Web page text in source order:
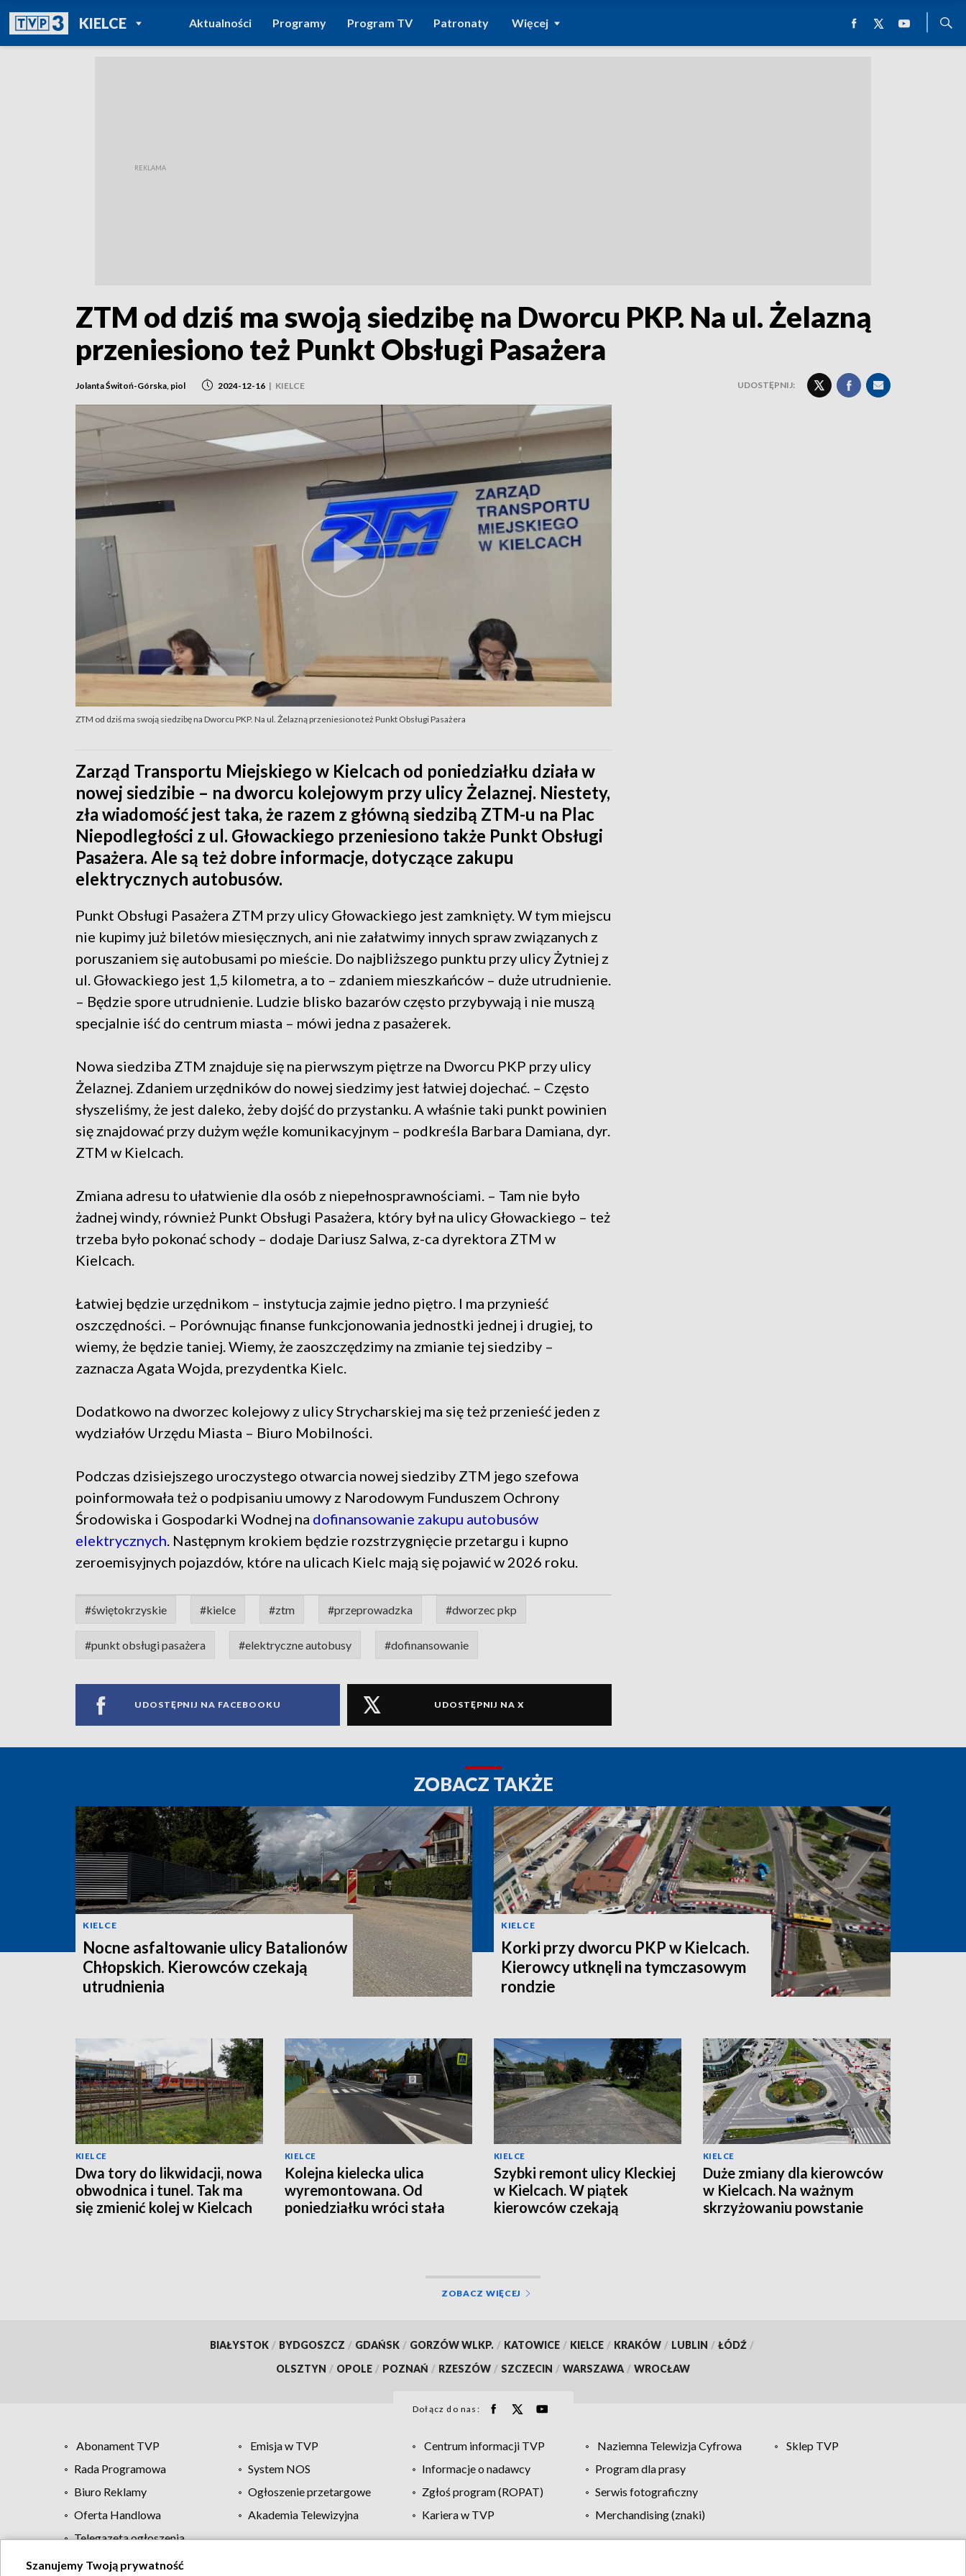
KIELCEPOWRÓT DO
TVP REGIONY
Aktualności Programy Program TV Patronaty Więcej
ZTM od dziś ma swoją siedzibę na Dworcu PKP. Na ul. Żelazną
przeniesiono też Punkt Obsługi Pasażera
Jolanta Świtoń-Górska, piol 2024-12-16 | KIELCE UDOSTĘPNIJ:
ZTM od dziś ma swoją siedzibę na Dworcu PKP. Na ul. Żelazną przeniesiono też Punkt Obsługi Pasażera
Zarząd Transportu Miejskiego w Kielcach od poniedziałku działa w
nowej siedzibie – na dworcu kolejowym przy ulicy Żelaznej. Niestety,
zła wiadomość jest taka, że razem z główną siedzibą ZTM-u na Plac
Niepodległości z ul. Głowackiego przeniesiono także Punkt Obsługi
Pasażera. Ale są też dobre informacje, dotyczące zakupu
elektrycznych autobusów.
Punkt Obsługi Pasażera ZTM przy ulicy Głowackiego jest zamknięty. W tym miejscu
nie kupimy już biletów miesięcznych, ani nie załatwimy innych spraw związanych z
poruszaniem się autobusami po mieście. Do najbliższego punktu przy ulicy Żytniej z
ul. Głowackiego jest 1,5 kilometra, a to – zdaniem mieszkańców – duże utrudnienie.
– Będzie spore utrudnienie. Ludzie blisko bazarów często przybywają i nie muszą
specjalnie iść do centrum miasta – mówi jedna z pasażerek.
Nowa siedziba ZTM znajduje się na pierwszym piętrze na Dworcu PKP przy ulicy
Żelaznej. Zdaniem urzędników do nowej siedzimy jest łatwiej dojechać. – Często
słyszeliśmy, że jest daleko, żeby dojść do przystanku. A właśnie taki punkt powinien
się znajdować przy dużym węźle komunikacyjnym – podkreśla Barbara Damiana, dyr.
ZTM w Kielcach.
Zmiana adresu to ułatwienie dla osób z niepełnosprawnościami. – Tam nie było
żadnej windy, również Punkt Obsługi Pasażera, który był na ulicy Głowackiego – też
trzeba było pokonać schody – dodaje Dariusz Salwa, z-ca dyrektora ZTM w
Kielcach.
Łatwiej będzie urzędnikom – instytucja zajmie jedno piętro. I ma przynieść
oszczędności. – Porównując finanse funkcjonowania jednostki jednej i drugiej, to
wiemy, że będzie taniej. Wiemy, że zaoszczędzimy na zmianie tej siedziby –
zaznacza Agata Wojda, prezydentka Kielc.
Dodatkowo na dworzec kolejowy z ulicy Strycharskiej ma się też przenieść jeden z
wydziałów Urzędu Miasta – Biuro Mobilności.
Podczas dzisiejszego uroczystego otwarcia nowej siedziby ZTM jego szefowa
poinformowała też o podpisaniu umowy z Narodowym Funduszem Ochrony
Środowiska i Gospodarki Wodnej na dofinansowanie zakupu autobusów
elektrycznych . Następnym krokiem będzie rozstrzygnięcie przetargu i kupno
zeroemisyjnych pojazdów, które na ulicach Kielc mają się pojawić w 2026 roku.
#świętokrzyskie #kielce #ztm #przeprowadzka #dworzec pkp
#punkt obsługi pasażera #elektryczne autobusy #dofinansowanie
UDOSTĘPNIJ NA FACEBOOKU UDOSTĘPNIJ NA X
ZOBACZ TAKŻE
KIELCE
Nocne asfaltowanie ulicy Batalionów
Chłopskich. Kierowców czekają
utrudnienia
KIELCE
Korki przy dworcu PKP w Kielcach.
Kierowcy utknęli na tymczasowym
rondzie
KIELCE
Dwa tory do likwidacji, nowa
obwodnica i tunel. Tak ma
się zmienić kolej w Kielcach
KIELCE
Kolejna kielecka ulica
wyremontowana. Od
poniedziałku wróci stała
KIELCE
Szybki remont ulicy Kleckiej
w Kielcach. W piątek
kierowców czekają
KIELCE
Duże zmiany dla kierowców
w Kielcach. Na ważnym
skrzyżowaniu powstanie
ZOBACZ WIĘCEJ
BIAŁYSTOK / BYDGOSZCZ / GDAŃSK / GORZÓW WLKP. / KATOWICE / KIELCE / KRAKÓW / LUBLIN / ŁÓDŹ /
OLSZTYN / OPOLE / POZNAŃ / RZESZÓW / SZCZECIN / WARSZAWA / WROCŁAW
Dołącz do nas:
Abonament TVP Emisja w TVP Centrum informacji TVP Naziemna Telewizja Cyfrowa
Sklep TVP
Rada Programowa
System NOS Informacje o nadawcy
Program dla prasy
Biuro Reklamy
Ogłoszenie przetargowe Zgłoś program (ROPAT)
Serwis fotograficzny
Oferta Handlowa
Akademia Telewizyjna Kariera w TVP
Merchandising (znaki)
Telegazeta ogłoszenia
Szanujemy Twoją prywatność